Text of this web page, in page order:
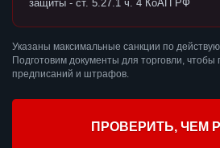
защиты - ст. 5.27.1 ч. 4 КоАП РФ
Указаны максимальные санкции по
Подготовим документы для торговли,
предписаний и штрафов.
ПРОВЕРИТЬ, ЧЕМ